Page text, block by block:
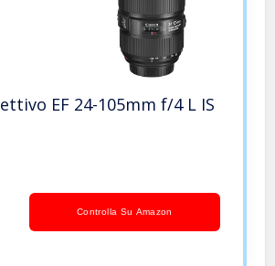
EF 24-105mm f/4 L IS
Controlla Su Amazon